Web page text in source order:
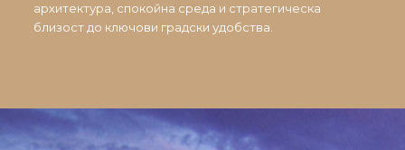
архитектура, спокойна среда и стратегическа
близост до ключови градски удобства.